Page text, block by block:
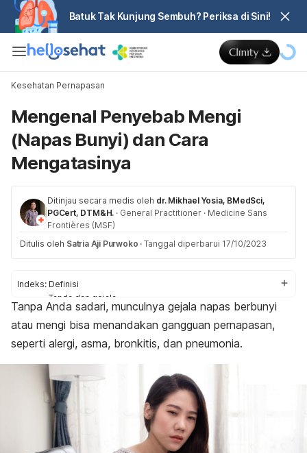
Batuk Tak Kunjung Sembuh? Periksa di Sini!
Kesehatan Pernapasan
Mengenal Penyebab Mengi
(Napas Bunyi) dan Cara
Mengatasinya
Ditinjau secara medis oleh dr. Mikhael Yosia, BMedSci,
PGCert, DTM&H. · General Practitioner · Medicine Sans
Frontières (MSF)
Ditulis oleh Satria Aji Purwoko · Tanggal diperbarui 17/10/2023
Indeks: Definisi
Tanda dan gejala
Penyebab
Faktor risiko
Penanganan
Tanpa Anda sadari, munculnya gejala napas berbunyi
atau mengi bisa menandakan gangguan pernapasan,
seperti alergi, asma, bronkitis, dan pneumonia.